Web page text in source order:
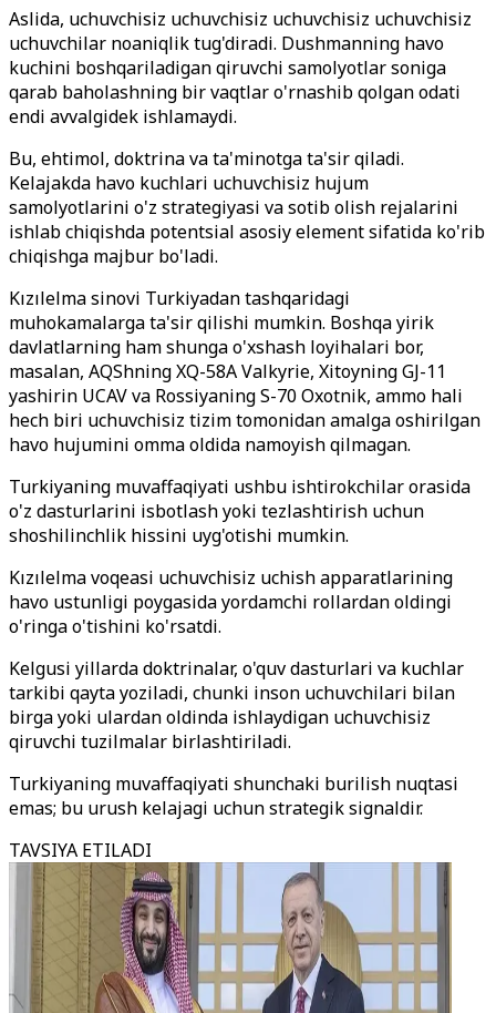
Aslida, uchuvchisiz uchuvchisiz uchuvchisiz uchuvchisiz
uchuvchilar noaniqlik tug'diradi. Dushmanning havo
kuchini boshqariladigan qiruvchi samolyotlar soniga
qarab baholashning bir vaqtlar o'rnashib qolgan odati
endi avvalgidek ishlamaydi.
Bu, ehtimol, doktrina va ta'minotga ta'sir qiladi.
Kelajakda havo kuchlari uchuvchisiz hujum
samolyotlarini o'z strategiyasi va sotib olish rejalarini
ishlab chiqishda potentsial asosiy element sifatida ko'rib
chiqishga majbur bo'ladi.
Kızılelma sinovi Turkiyadan tashqaridagi
muhokamalarga ta'sir qilishi mumkin. Boshqa yirik
davlatlarning ham shunga o'xshash loyihalari bor,
masalan, AQShning XQ-58A Valkyrie, Xitoyning GJ-11
yashirin UCAV va Rossiyaning S-70 Oxotnik, ammo hali
hech biri uchuvchisiz tizim tomonidan amalga oshirilgan
havo hujumini omma oldida namoyish qilmagan.
Turkiyaning muvaffaqiyati ushbu ishtirokchilar orasida
o'z dasturlarini isbotlash yoki tezlashtirish uchun
shoshilinchlik hissini uyg'otishi mumkin.
Kızılelma voqeasi uchuvchisiz uchish apparatlarining
havo ustunligi poygasida yordamchi rollardan oldingi
o'ringa o'tishini ko'rsatdi.
Kelgusi yillarda doktrinalar, o'quv dasturlari va kuchlar
tarkibi qayta yoziladi, chunki inson uchuvchilari bilan
birga yoki ulardan oldinda ishlaydigan uchuvchisiz
qiruvchi tuzilmalar birlashtiriladi.
Turkiyaning muvaffaqiyati shunchaki burilish nuqtasi
emas; bu urush kelajagi uchun strategik signaldir.
TAVSIYA ETILADI